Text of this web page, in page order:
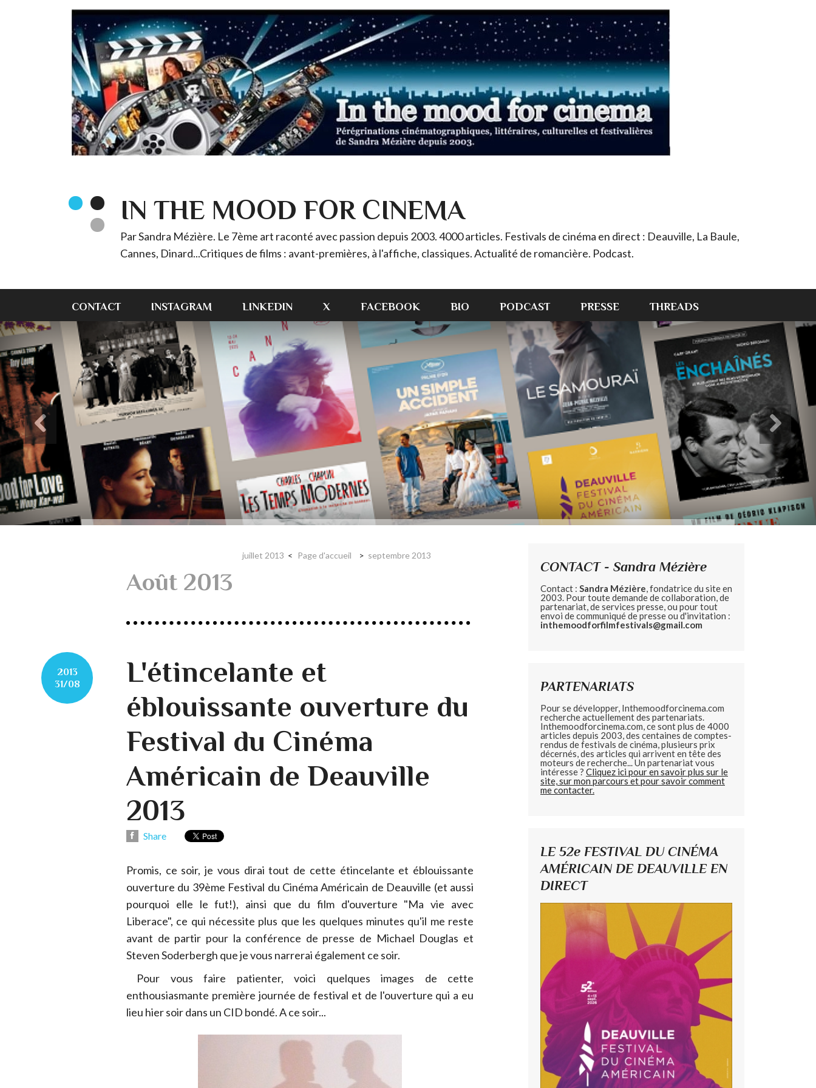
IN THE MOOD FOR CINEMA
Par Sandra Mézière. Le 7ème art raconté avec passion depuis 2003. 4000 articles. Festivals de cinéma en direct : Deauville, La Baule,
Cannes, Dinard...Critiques de films : avant-premières, à l'affiche, classiques. Actualité de romancière. Podcast.
CONTACT INSTAGRAM LINKEDIN X FACEBOOK BIO PODCAST PRESSE THREADS
juillet 2013 Page d'accueil septembre 2013
Août 2013
2013
31/08
L'étincelante et
éblouissante ouverture du
Festival du Cinéma
Américain de Deauville
2013
Share
Promis, ce soir, je vous dirai tout de cette étincelante et éblouissante
ouverture du 39ème Festival du Cinéma Américain de Deauville (et aussi
pourquoi elle le fut!), ainsi que du film d'ouverture "Ma vie avec
Liberace", ce qui nécessite plus que les quelques minutes qu'il me reste
avant de partir pour la conférence de presse de Michael Douglas et
Steven Soderbergh que je vous narrerai également ce soir.
Pour vous faire patienter, voici quelques images de cette
enthousiasmante première journée de festival et de l'ouverture qui a eu
lieu hier soir dans un CID bondé. A ce soir...
CONTACT - Sandra Mézière
Contact : Sandra Mézière, fondatrice du site en
2003. Pour toute demande de collaboration, de
partenariat, de services presse, ou pour tout
envoi de communiqué de presse ou d'invitation :
inthemoodforfilmfestivals@gmail.com
PARTENARIATS
Pour se développer, Inthemoodforcinema.com
recherche actuellement des partenariats.
Inthemoodforcinema.com, ce sont plus de 4000
articles depuis 2003, des centaines de comptes-
rendus de festivals de cinéma, plusieurs prix
décernés, des articles qui arrivent en tête des
moteurs de recherche... Un partenariat vous
intéresse ? Cliquez ici pour en savoir plus sur le
site, sur mon parcours et pour savoir comment
me contacter.
LE 52e FESTIVAL DU CINÉMA
AMÉRICAIN DE DEAUVILLE EN
DIRECT